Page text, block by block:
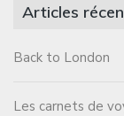
Articles
Back to London
Les carnets de